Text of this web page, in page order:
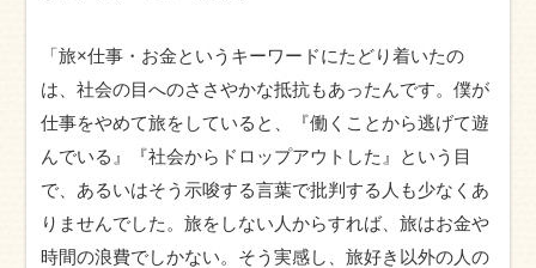
「旅×仕事・お金というキーワードにたどり着いたの
は、社会の目へのささやかな抵抗もあったんです。僕が
仕事をやめて旅をしていると、『働くことから逃げて遊
んでいる』『社会からドロップアウトした』という目
で、あるいはそう示唆する言葉で批判する人も少なくあ
りませんでした。旅をしない人からすれば、旅はお金や
時間の浪費でしかない。そう実感し、旅好き以外の人の